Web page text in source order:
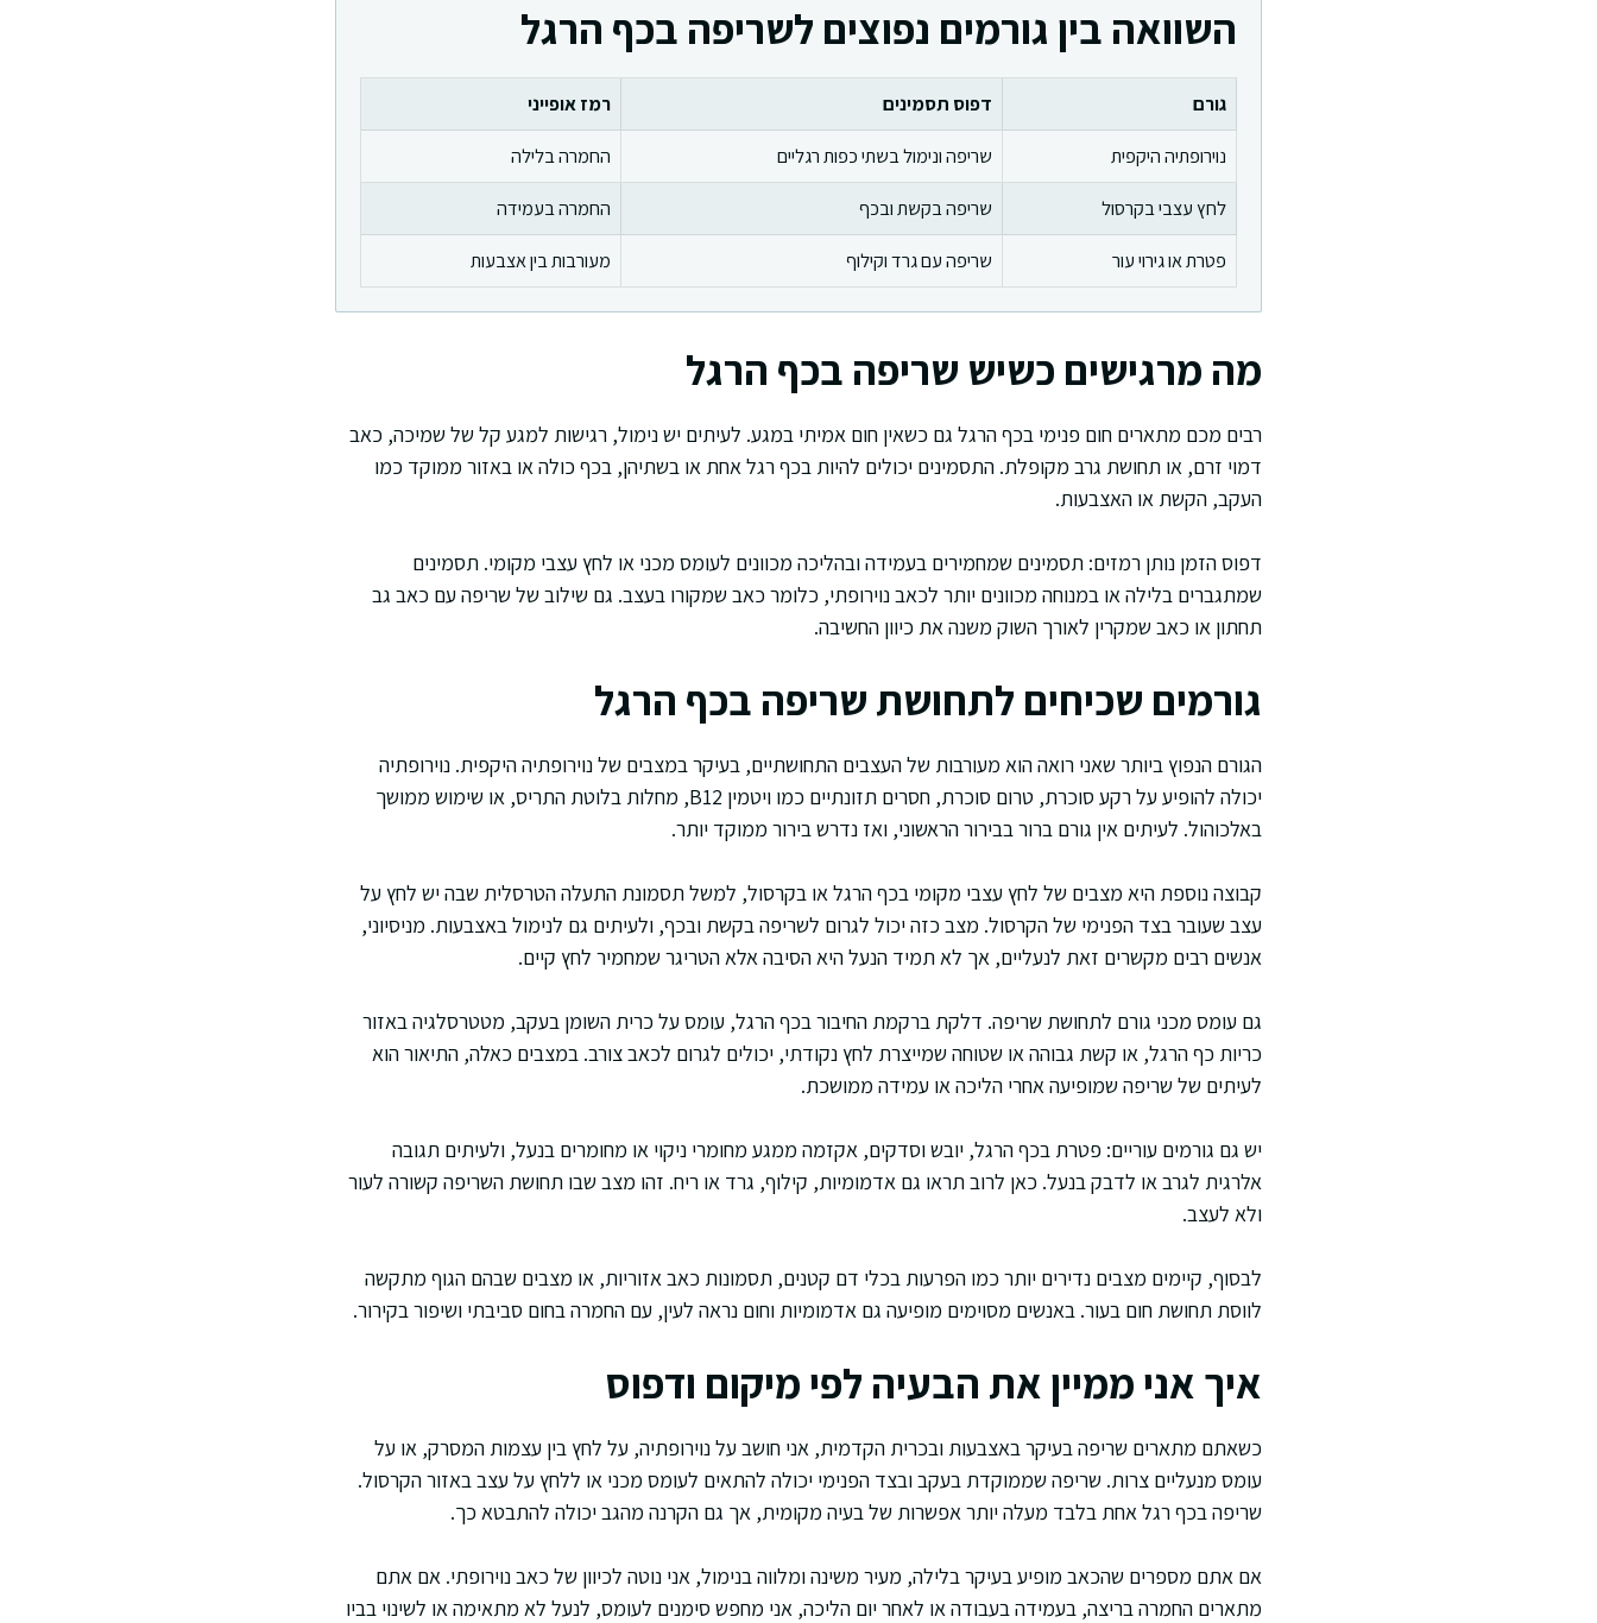
השוואה בין גורמים נפוצים לשריפה בכף הרגל
גורם דפוס תסמינים
רמז אופייני
נוירופתיה היקפית
שריפה ונימול בשתי כפות רגליים
החמרה בלילה
לחץ עצבי בקרסול
שריפה בקשת ובכף
החמרה בעמידה
פטרת או גירוי עור
שריפה עם גרד וקילוף מעורבות בין אצבעות
מה מרגישים כשיש שריפה בכף הרגל
רבים מכם מתארים חום פנימי בכף הרגל גם כשאין חום אמיתי במגע. לעיתים יש נימול, רגישות למגע קל של שמיכה, כאב
דמוי זרם, או תחושת גרב מקופלת. התסמינים יכולים להיות בכף רגל אחת או בשתיהן, בכף כולה או באזור ממוקד כמו
העקב, הקשת או האצבעות.
דפוס הזמן נותן רמזים: תסמינים שמחמירים בעמידה ובהליכה מכוונים לעומס מכני או לחץ עצבי מקומי. תסמינים
שמתגברים בלילה או במנוחה מכוונים יותר לכאב נוירופתי, כלומר כאב שמקורו בעצב. גם שילוב של שריפה עם כאב גב
תחתון או כאב שמקרין לאורך השוק משנה את כיוון החשיבה.
גורמים שכיחים לתחושת שריפה בכף הרגל
הגורם הנפוץ ביותר שאני רואה הוא מעורבות של העצבים התחושתיים, בעיקר במצבים של נוירופתיה היקפית. נוירופתיה
יכולה להופיע על רקע סוכרת, טרום סוכרת, חסרים תזונתיים כמו ויטמין B12, מחלות בלוטת התריס, או שימוש ממושך
באלכוהול. לעיתים אין גורם ברור בבירור הראשוני, ואז נדרש בירור ממוקד יותר.
קבוצה נוספת היא מצבים של לחץ עצבי מקומי בכף הרגל או בקרסול, למשל תסמונת התעלה הטרסלית שבה יש לחץ על
עצב שעובר בצד הפנימי של הקרסול. מצב כזה יכול לגרום לשריפה בקשת ובכף, ולעיתים גם לנימול באצבעות. מניסיוני,
אנשים רבים מקשרים זאת לנעליים, אך לא תמיד הנעל היא הסיבה אלא הטריגר שמחמיר לחץ קיים.
גם עומס מכני גורם לתחושת שריפה. דלקת ברקמת החיבור בכף הרגל, עומס על כרית השומן בעקב, מטטרסלגיה באזור
כריות כף הרגל, או קשת גבוהה או שטוחה שמייצרת לחץ נקודתי, יכולים לגרום לכאב צורב. במצבים כאלה, התיאור הוא
לעיתים של שריפה שמופיעה אחרי הליכה או עמידה ממושכת.
יש גם גורמים עוריים: פטרת בכף הרגל, יובש וסדקים, אקזמה ממגע מחומרי ניקוי או מחומרים בנעל, ולעיתים תגובה
אלרגית לגרב או לדבק בנעל. כאן לרוב תראו גם אדמומיות, קילוף, גרד או ריח. זהו מצב שבו תחושת השריפה קשורה לעור
ולא לעצב.
לבסוף, קיימים מצבים נדירים יותר כמו הפרעות בכלי דם קטנים, תסמונות כאב אזוריות, או מצבים שבהם הגוף מתקשה
לווסת תחושת חום בעור. באנשים מסוימים מופיעה גם אדמומיות וחום נראה לעין, עם החמרה בחום סביבתי ושיפור בקירור.
איך אני ממיין את הבעיה לפי מיקום ודפוס
כשאתם מתארים שריפה בעיקר באצבעות ובכרית הקדמית, אני חושב על נוירופתיה, על לחץ בין עצמות המסרק, או על
עומס מנעליים צרות. שריפה שממוקדת בעקב ובצד הפנימי יכולה להתאים לעומס מכני או ללחץ על עצב באזור הקרסול.
שריפה בכף רגל אחת בלבד מעלה יותר אפשרות של בעיה מקומית, אך גם הקרנה מהגב יכולה להתבטא כך.
אם אתם מספרים שהכאב מופיע בעיקר בלילה, מעיר משינה ומלווה בנימול, אני נוטה לכיוון של כאב נוירופתי. אם אתם
מתארים החמרה בריצה, בעמידה בעבודה או לאחר יום הליכה, אני מחפש סימנים לעומס, לנעל לא מתאימה או לשינוי בביו